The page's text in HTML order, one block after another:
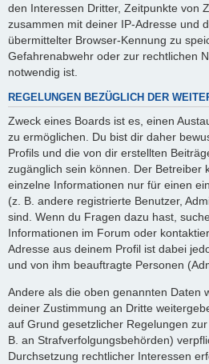
den Interessen Dritter, Zeitpunkte von
zusammen mit deiner IP-Adresse und
übermittelter Browser-Kennung zu
Gefahrenabwehr oder zur rechtlichen
notwendig ist.
REGELUNGEN BEZÜGLICH DER
Zweck eines Boards ist es, einen
zu ermöglichen. Du bist dir daher
Profils und die von dir erstellten
zugänglich sein können. Der Betreiber
einzelne Informationen nur für einen
(z. B. andere registrierte Benutzer,
sind. Wenn du Fragen dazu hast,
Informationen im Forum oder
Adresse aus deinem Profil ist dabei
und von ihm beauftragte Personen
Andere als die oben genannten Daten
deiner Zustimmung an Dritte
auf Grund gesetzlicher Regelungen
B. an Strafverfolgungsbehörden)
Durchsetzung rechtlicher Interessen